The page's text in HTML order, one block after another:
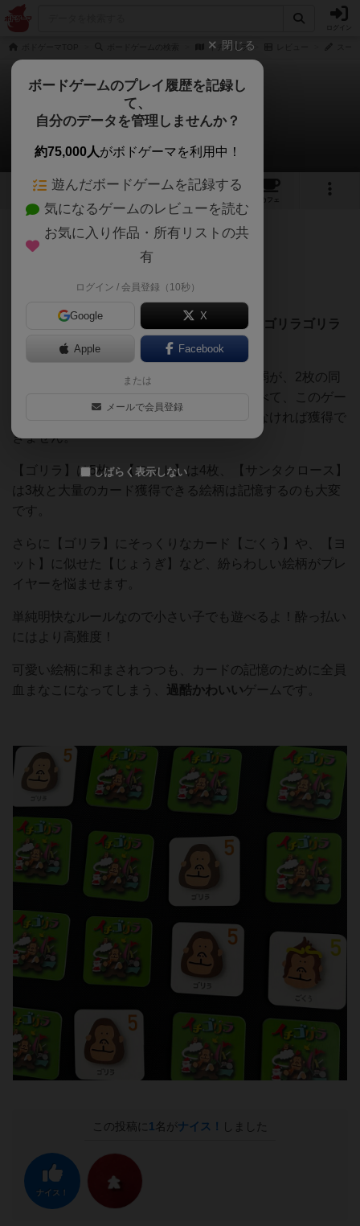
イチゴリラ
イチゴリラ
スートのスーさんのレビュー
4 15
カフェ
198名 1名 0 2年弱前
ゴリラゴリラゴリラ。ゴリラの学名。
『イチゴリラ』ではゴリラが5枚もあるので
ゴリラゴリラ
ゴリラゴリラゴリラ
変則タイプの神経衰弱。トランプの神経衰弱が、2枚の同
じ数字のカードをめくって獲得するのに比べて、このゲー
ムでは同じ絵柄のカードを全部めくりきらなければ獲得で
きません。
【ゴリラ】は5枚、【ヨット】は4枚、【サンタクロース】
は3枚と大量のカード獲得できる絵柄は記憶するのも大変
です。
さらに【ゴリラ】にそっくりなカード【ごくう】や、【ヨ
ット】に似せた【じょうぎ】など、紛らわしい絵柄がプレ
イヤーを悩ませます。
単純明快なルールなので小さい子でも遊べるよ！酔っ払い
にはより高難度！
可愛い絵柄に和まされつつも、カードの記憶のために全員
血まなこになってしまう、 過酷かわいいゲームです。
この投稿に 1 名がナイス！ しました
ナイス！
閉じる
ボードゲームのプレイ履歴を記録し
て、
自分のデータを管理しませんか？
約75,000人がボドゲーマを利用中！
遊んだボードゲームを記録する
気になるゲームのレビューを読む
お気に入り作品・所有リストの共
有
ログイン / 会員登録（10秒）
Google X
Apple Facebook
または
メールで会員登録
しばらく表示しない